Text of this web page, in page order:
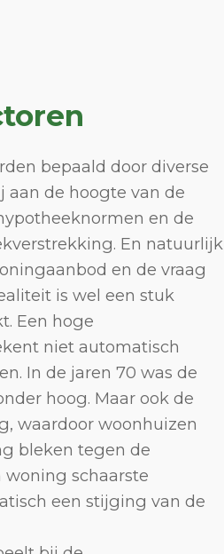
bepaald door diverse
aan de hoogte van de
en de
En natuurlijk
en de vraag
is wel een stuk
Een hoge
niet automatisch
In de jaren 70 was de
hoog. Maar ook de
waardoor woonhuizen
bleken tegen de
schaarste
een stijging van de